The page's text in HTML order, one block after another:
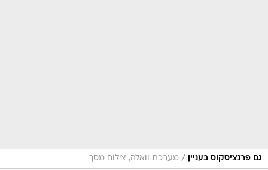
גם פרנציסקוס בעניין / מערכת וואלה, צילום מסך